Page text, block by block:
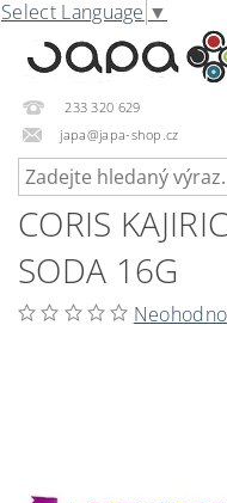
Select Language ▼
233 320 629
japa@japa-shop.cz
CORIS
SODA 16G